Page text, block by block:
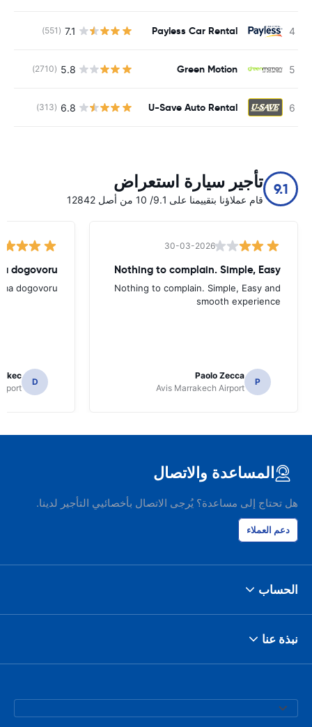
Payless Car Rental
7.1
(551)
Green Motion
5.8
(2710)
U-Save Auto Rental
6.8
(313)
9.1 تأجير سيارة استعراض
قام عملاؤنا بتقييمنا على 9.1/ 10 من أصل 12842
30-03-2026
Nothing to complain. Simple, Easy
Nothing to complain. Simple, Easy and
smooth experience
P
Paolo Zecca
Avis Marrakech Airport
dogovoru
dogovoru
D
المساعدة والاتصال
هل تحتاج إلى مساعدة؟ يُرجى الاتصال بأخصائيي التأجير لدينا.
دعم العملاء
الحساب
نبذة عنا